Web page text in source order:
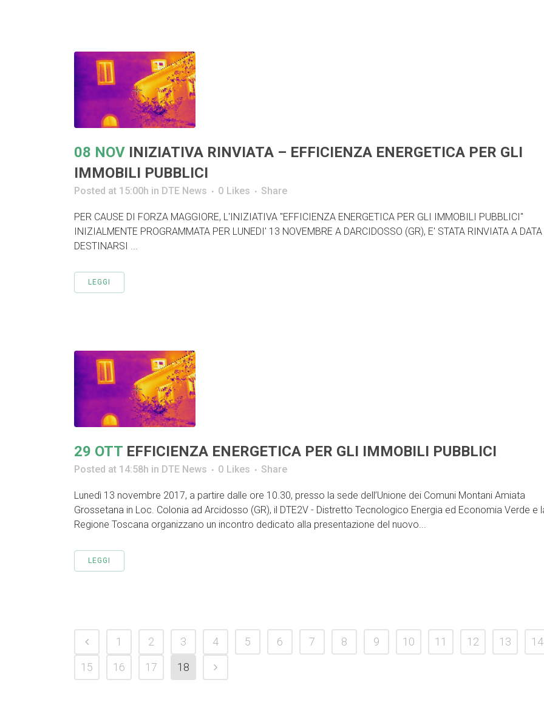
08 NOV INIZIATIVA RINVIATA – EFFICIENZA ENERGETICA PER GLI
IMMOBILI PUBBLICI
Posted at 15:00h in DTE News 0 Likes Share
PER CAUSE DI FORZA MAGGIORE, L'INIZIATIVA "EFFICIENZA ENERGETICA PER GLI IMMOBILI PUBBLICI"
INIZIALMENTE PROGRAMMATA PER LUNEDI' 13 NOVEMBRE A DARCIDOSSO (GR), E' STATA RINVIATA A
DESTINARSI ...
LEGGI
29 OTT EFFICIENZA ENERGETICA PER GLI IMMOBILI PUBBLICI
Posted at 14:58h in DTE News 0 Likes Share
Lunedì 13 novembre 2017, a partire dalle ore 10.30, presso la sede dell’Unione dei Comuni Montani Amiata
Grossetana in Loc. Colonia ad Arcidosso (GR), il DTE2V - Distretto Tecnologico Energia ed Economia Verde e
Regione Toscana organizzano un incontro dedicato alla presentazione del nuovo...
LEGGI
1 2 3 4 5 6 7 8 9 10 11 12 13
14
15
16 17 18